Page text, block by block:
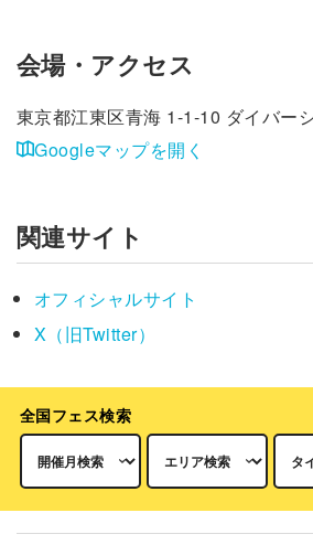
会場・アクセス
東京都江東区青海 1-1-10 ダイバー
Googleマップを開く
関連サイト
オフィシャルサイト
X（旧Twitter）
全国フェス検索